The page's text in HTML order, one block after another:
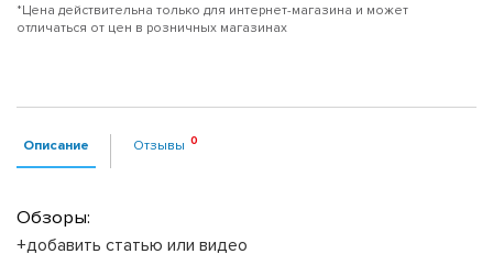
*Цена действительна только для интернет-магазина и может
отличаться от цен в розничных магазинах
Описание Отзывы
Обзоры:
+добавить статью или видео